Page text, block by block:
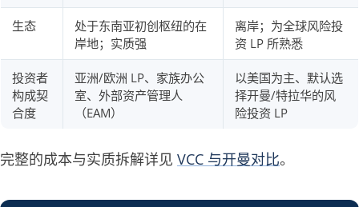
生态
处于东南亚初创枢纽的在
岸地；实质强
离岸；为全球风险投
资 LP 所熟悉
投资者
构成契
合度
亚洲/欧洲 LP、家族办公
室、外部资产管理人
（EAM）
以美国为主、默认选
择开曼/特拉华的风
险投资 LP
完整的成本与实质拆解详见 VCC 与开曼对比。